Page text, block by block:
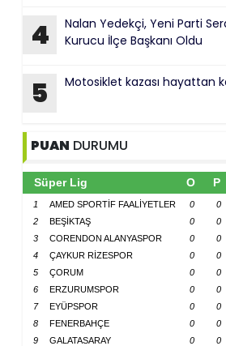
4
Nalan Yedekçi, Yeni Parti
Kurucu İlçe Başkanı Oldu
5 Motosiklet kazası hayattan
PUAN DURUMU
Süper Lig O P
1 AMED SPORTİF FAALİYETLER 0
0
2
BEŞİKTAŞ 0
0
3
CORENDON ALANYASPOR 0
0
4
ÇAYKUR RİZESPOR 0
0
5
ÇORUM 0
0
6
ERZURUMSPOR 0
0
7
EYÜPSPOR 0
0
8
FENERBAHÇE 0
0
9
GALATASARAY 0
0